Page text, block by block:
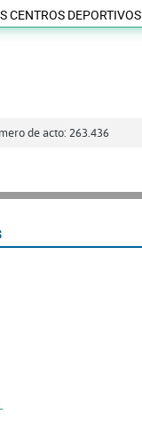
CENTROS DEPORTIVOS
de acto: 263.436